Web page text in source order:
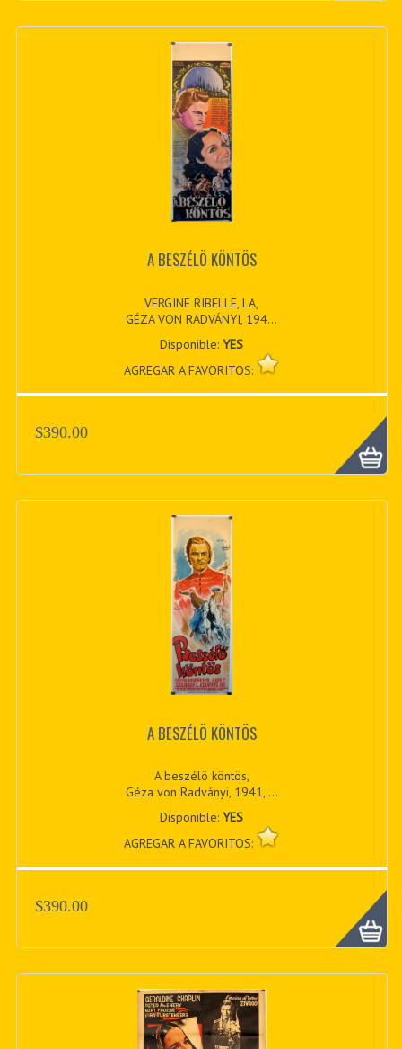
A BESZÉLÖ KÖNTÖS
VERGINE RIBELLE, LA,
GÉZA VON RADVÁNYI, 194...
Disponible:YES
AGREGAR A FAVORITOS:
$390.00
A BESZÉLÖ KÖNTÖS
A beszélö köntös,
Géza von Radványi, 1941, ...
Disponible:YES
AGREGAR A FAVORITOS:
$390.00